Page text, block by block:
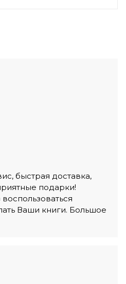
быстрая доставка,
подарки!
Ваши книги. Большое